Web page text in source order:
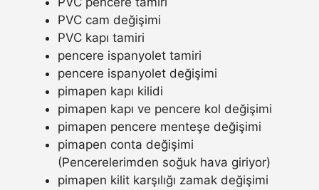
PVC cam değişimi
PVC kapı tamiri
pencere ispanyolet tamiri
pencere ispanyolet değişimi
pimapen kapı kilidi
pimapen kapı ve pencere kol değişimi
pimapen pencere menteşe değişimi
pimapen conta değişimi
(Pencerelerimden soğuk hava giriyor)
pimapen kilit karşılığı zamak değişimi